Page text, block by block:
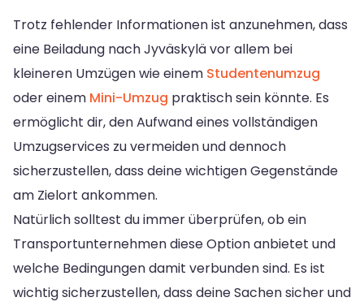
Trotz fehlender Informationen ist anzunehmen, dass
eine Beiladung nach Jyväskylä vor allem bei
kleineren Umzügen wie einem Studentenumzug
oder einem Mini-Umzug praktisch sein könnte. Es
ermöglicht dir, den Aufwand eines vollständigen
Umzugservices zu vermeiden und dennoch
sicherzustellen, dass deine wichtigen Gegenstände
am Zielort ankommen.
Natürlich solltest du immer überprüfen, ob ein
Transportunternehmen diese Option anbietet und
welche Bedingungen damit verbunden sind. Es ist
wichtig sicherzustellen, dass deine Sachen sicher und